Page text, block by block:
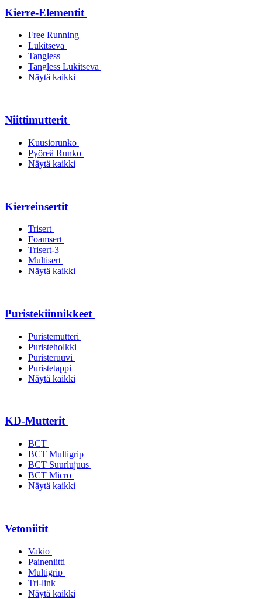
Kierre-Elementit
Free Running
Lukitseva
Tangless
Tangless Lukitseva
Näytä kaikki
Niittimutterit
Kuusiorunko
Pyöreä Runko
Näytä kaikki
Kierreinsertit
Trisert
Foamsert
Trisert-3
Multisert
Näytä kaikki
Puristekiinnikkeet
Puristemutteri
Puristeholkki
Puristeruuvi
Puristetappi
Näytä kaikki
KD-Mutterit
BCT
BCT Multigrip
BCT Suurlujuus
BCT Micro
Näytä kaikki
Vetoniitit
Vakio
Paineniitti
Multigrip
Tri-link
Näytä kaikki